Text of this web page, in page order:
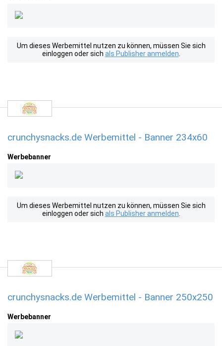
Um dieses Werbemittel nutzen zu können, müssen Sie sich
einloggen oder sich als Publisher anmelden
crunchysnacks.de Werbemittel - Banner 234x60
Werbebanner
Um dieses Werbemittel nutzen zu können, müssen Sie sich
einloggen oder sich als Publisher anmelden
crunchysnacks.de Werbemittel - Banner 250x250
Werbebanner